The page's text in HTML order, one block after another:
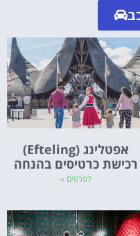
אפטלינג (Efteling)
רכישת כרטיסים בהנחה
לפרטים »